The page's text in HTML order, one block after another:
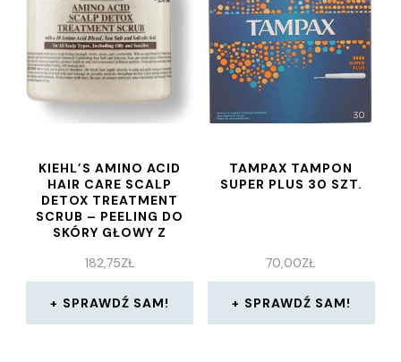
KIEHL’S AMINO ACID
HAIR CARE SCALP
DETOX TREATMENT
SCRUB – PEELING DO
SKÓRY GŁOWY Z
ML
182,75ZŁ
SPRAWDŹ SAM!
TAMPAX TAMPON
SUPER PLUS 30 SZT.
70,00ZŁ
SPRAWDŹ SAM!